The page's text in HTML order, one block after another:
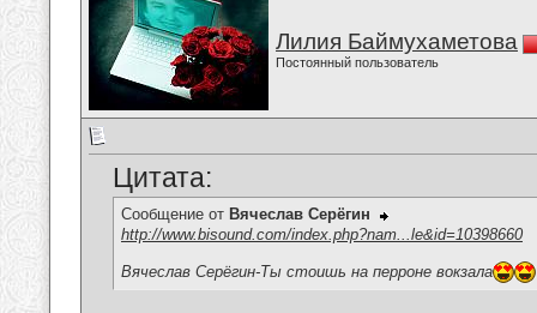
Лилия Баймухаметова
Постоянный пользователь
Цитата:
Сообщение от Вячеслав Серёгин
http://www.bisound.com/index.php?nam...le&id=10398660
Вячеслав Серёгин-Ты стоишь на перроне вокзала